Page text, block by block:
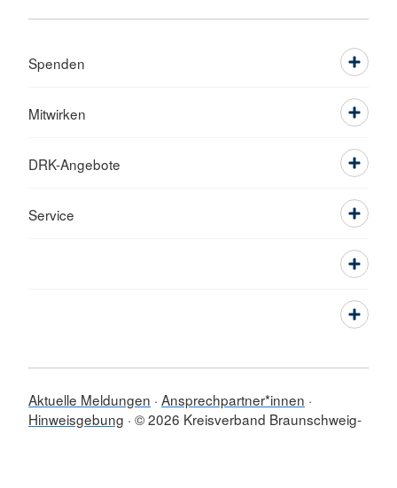
Spenden
Mitwirken
DRK-Angebote
Service
Aktuelle Meldungen Ansprechpartner*innen
Hinweisgebung © 2026 Kreisverband Braunschweig-